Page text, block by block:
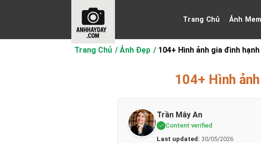
dung
Trang Chủ Ảnh
Trang Chủ Ảnh Đẹp 104+ Hình ảnh gia đình
104+ Hình
Trần Mây An
Content verified
Last updated: 30/05/2026